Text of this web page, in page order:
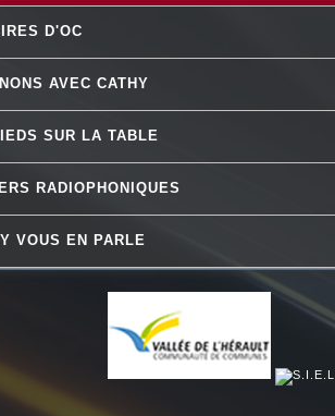
D'OC
AVEC CATHY
SUR LA TABLE
RADIOPHONIQUES
VOUS EN PARLE